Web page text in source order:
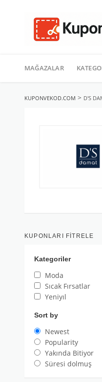
geç
MAĞAZALAR
KUPONVEKOD.COM > D'S
KUPONLARI FITRELE
Kategoriler
Moda
Sıcak Fırsatlar
Yeniyıl
Sort by
Newest
Popularity
Yakında Bitiyor
Süresi dolmuş